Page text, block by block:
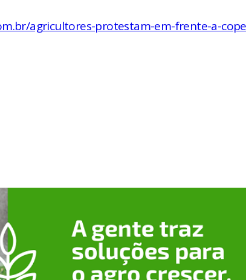
agricultores-protestam-em-frente-a-